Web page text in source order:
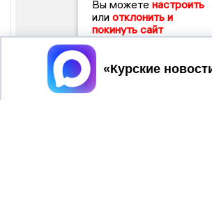
Вы можете настроить
или отклонить и
покинуть сайт
Принять